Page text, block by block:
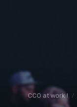
CCO at work !